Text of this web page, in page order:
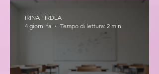
IRINA TIRDEA
4 giorni fa
Tempo di lettura: 2 min